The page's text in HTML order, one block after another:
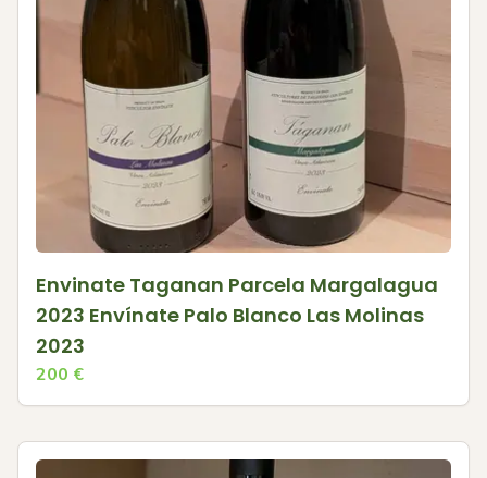
Envinate Taganan Parcela Margalagua
2023 Envínate Palo Blanco Las Molinas
2023
200 €